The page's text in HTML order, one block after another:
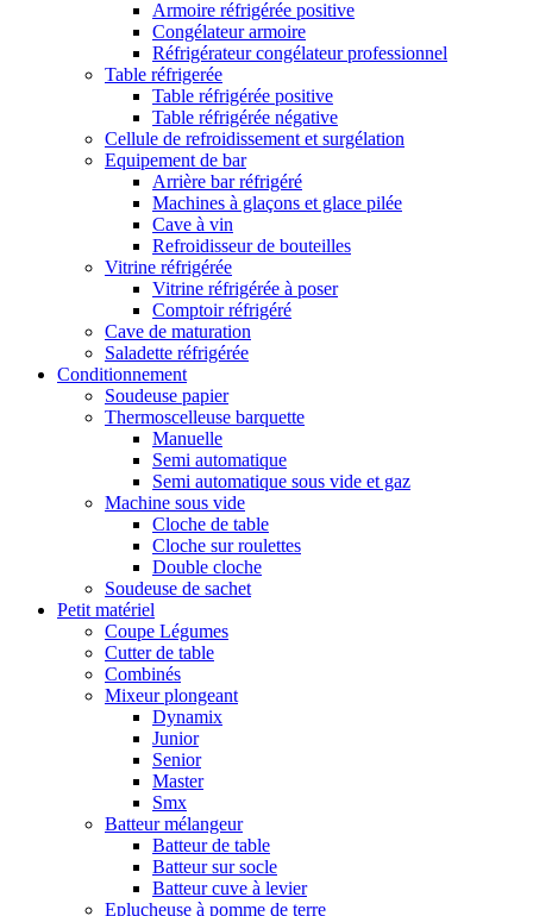
Armoire réfrigérée positive
Congélateur armoire
Réfrigérateur congélateur professionnel
Table réfrigerée
Table réfrigérée positive
Table réfrigérée négative
Cellule de refroidissement et surgélation
Equipement de bar
Arrière bar réfrigéré
Machines à glaçons et glace pilée
Cave à vin
Refroidisseur de bouteilles
Vitrine réfrigérée
Vitrine réfrigérée à poser
Comptoir réfrigéré
Cave de maturation
Saladette réfrigérée
Conditionnement
Soudeuse papier
Thermoscelleuse barquette
Manuelle
Semi automatique
Semi automatique sous vide et gaz
Machine sous vide
Cloche de table
Cloche sur roulettes
Double cloche
Soudeuse de sachet
Petit matériel
Coupe Légumes
Cutter de table
Combinés
Mixeur plongeant
Dynamix
Junior
Senior
Master
Smx
Batteur mélangeur
Batteur de table
Batteur sur socle
Batteur cuve à levier
Eplucheuse à pomme de terre